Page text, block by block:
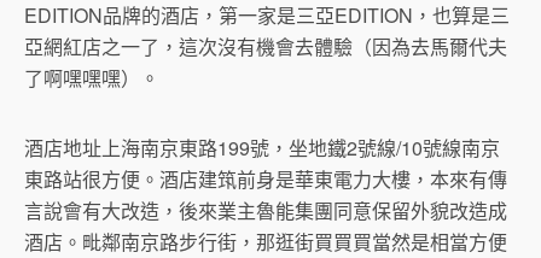
EDITION品牌的酒店，第一家是三亞EDITION，也算是三
亞網紅店之一了，這次沒有機會去體驗（因為去馬爾代夫
了啊嘿嘿嘿）。
酒店地址上海南京東路199號，坐地鐵2號線/10號線南京
東路站很方便。酒店建筑前身是華東電力大樓，本來有傳
言說會有大改造，後來業主魯能集團同意保留外貌改造成
酒店。毗鄰南京路步行街，那逛街買買買當然是相當方便